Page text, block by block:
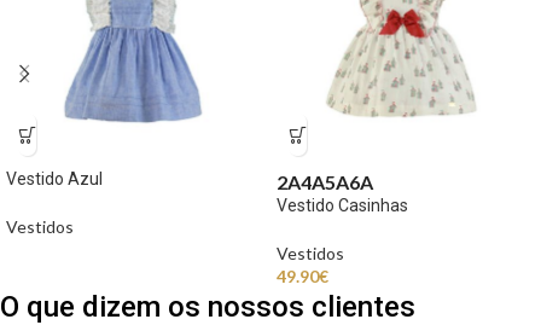
Vestido Azul
Vestidos
2A4A5A6A
Vestido Casinhas
Vestidos
49.90€
O que dizem os nossos clientes